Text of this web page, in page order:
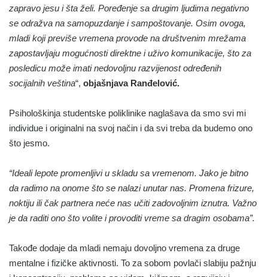
zapravo jesu i šta želi. Poređenje sa drugim ljudima negativno
se odražva na samopuzdanje i sampoštovanje. Osim ovoga,
mladi koji previše vremena provode na društvenim mrežama
zapostavljaju mogućnosti direktne i uživo komunikacije, što za
posledicu može imati nedovoljnu razvijenost određenih
socijalnih veština“, objašnjava Ranđelović.
Psihološkinja studentske poliklinike naglašava da smo svi mi
individue i originalni na svoj način i da svi treba da budemo ono
što jesmo.
“Ideali lepote promenljivi u skladu sa vremenom. Jako je bitno
da radimo na onome što se nalazi unutar nas. Promena frizure,
noktiju ili čak partnera neće nas učiti zadovoljnim iznutra. Važno
je da raditi ono što volite i provoditi vreme sa dragim osobama”.
Takođe dodaje da mladi nemaju dovoljno vremena za druge
mentalne i fizičke aktivnosti. To za sobom povlači slabiju pažnju